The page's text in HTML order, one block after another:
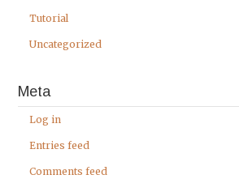
Tutorial
Uncategorized
Meta
Log in
Entries feed
Comments feed